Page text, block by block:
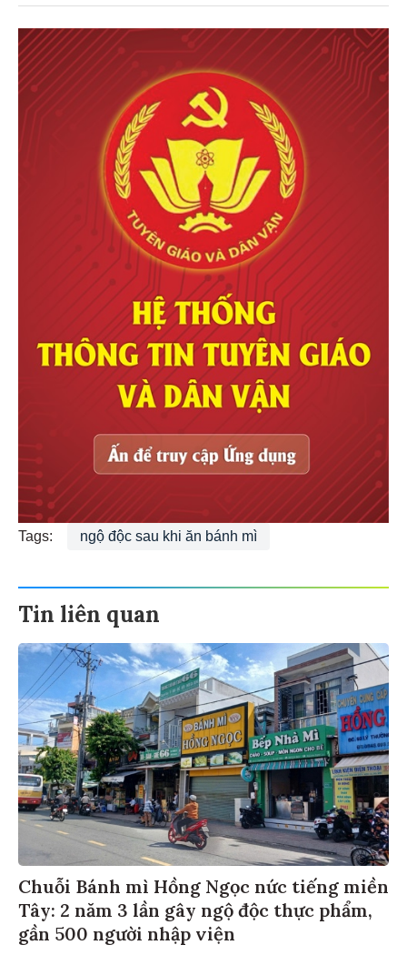
Tags: ngộ độc sau khi ăn bánh mì
Tin liên quan
Chuỗi Bánh mì Hồng Ngọc nức tiếng miền
Tây: 2 năm 3 lần gây ngộ độc thực phẩm,
gần 500 người nhập viện